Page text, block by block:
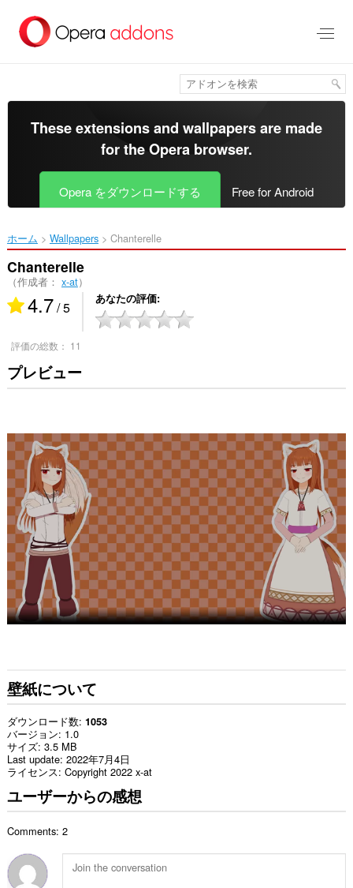
メ
ツ
移
動
These extensions and wallpapers are made
for theOpera browser.
Opera をダウンロードする Free for Android
ホーム Wallpapers Chanterelle‎
Chanterelle
（作成者： x-at）
4.7/ 5 あなたの評価
評価の総数： 11
プレビュー
壁紙について
ダウンロード数 1053
バージョン 1.0
サイズ 3.5 MB
Last update 2022年7月4日
ライセンス Copyright 2022 x-at
ユーザーからの感想
Comments: 2